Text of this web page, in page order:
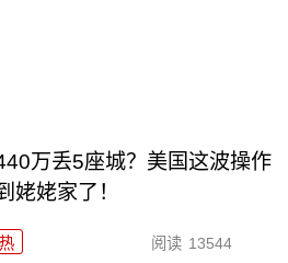
万丢5座城？美国这波操作
姥姥家了！
阅读 13544